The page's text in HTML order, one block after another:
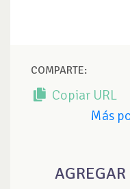
COMPARTE:
Copiar URL
Más